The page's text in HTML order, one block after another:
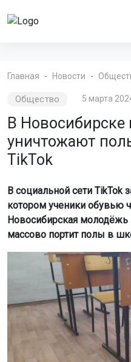
Главная Новости
Общество 5 марта
В
уничтожают
TikTok
В социальной сети TikTok
котором ученики обувью
Новосибирская молодёжь
массово портит полы в